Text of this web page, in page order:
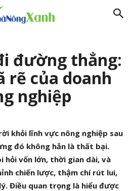
đường thẳng:
rẽ của doanh
nghiệp
khỏi lĩnh vực nông nghiệp sau
đó không hẳn là thất bại.
hỏi vốn lớn, thời gian dài, và
chiến lược, thậm chí rút lui,
Điều quan trọng là hiểu được